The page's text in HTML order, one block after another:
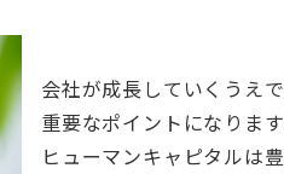
会社が成長していくうえ
重要なポイントになります
ヒューマンキャピタルは